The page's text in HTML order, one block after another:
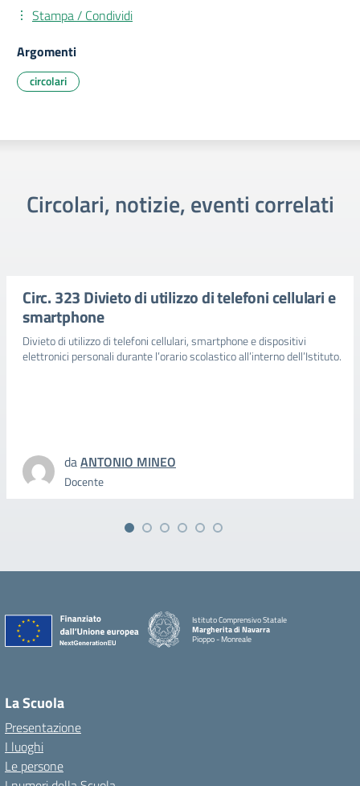
Stampa / Condividi
Argomenti
circolari
Circolari, notizie, eventi correlati
Circ. 323 Divieto di utilizzo di telefoni cellulari e
smartphone
Divieto di utilizzo di telefoni cellulari, smartphone e dispositivi
elettronici personali durante l’orario scolastico all’interno dell’Istituto.
daANTONIO MINEO
Docente
Istituto Comprensivo Statale
Margherita di Navarra
Pioppo - Monreale
La Scuola
Presentazione
I luoghi
Le persone